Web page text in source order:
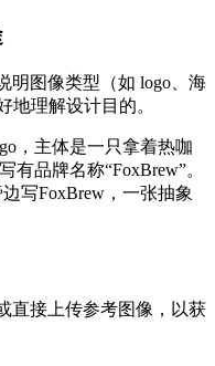
明图像类型（如 logo、海
地理解设计目的。
，主体是一只拿着热咖
有品牌名称“FoxBrew”。
写FoxBrew，一张抽象
直接上传参考图像，以获